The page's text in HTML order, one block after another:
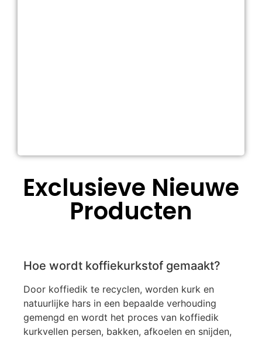
Exclusieve Nieuwe
Producten
Hoe wordt koffiekurkstof gemaakt?
Door koffiedik te recyclen, worden kurk en
natuurlijke hars in een bepaalde verhouding
gemengd en wordt het proces van koffiedik
kurkvellen persen, bakken, afkoelen en snijden,